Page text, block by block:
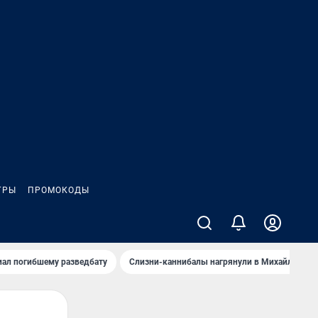
ПРОМОКОДЫ
погибшему разведбату Слизни-каннибалы нагрянули в Михайлов